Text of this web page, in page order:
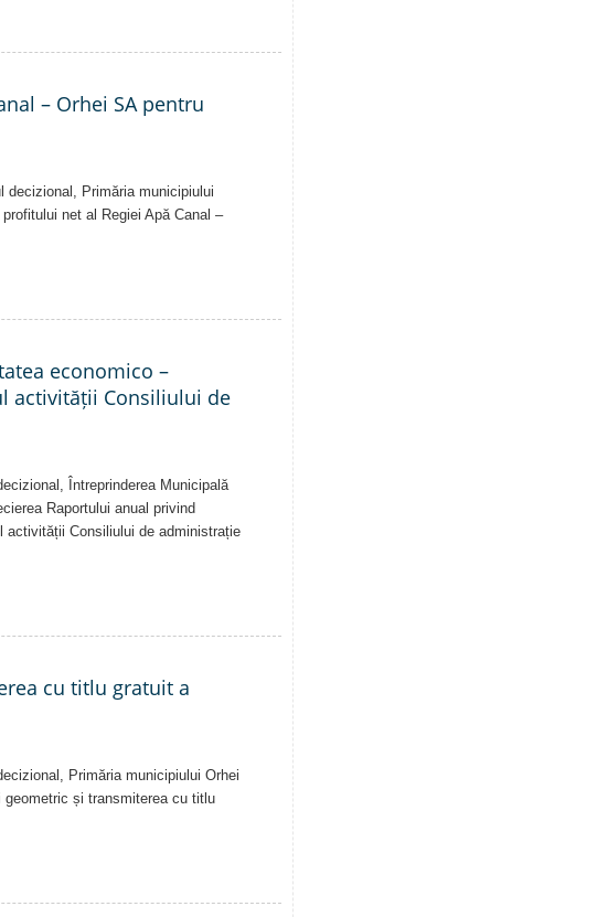
– Orhei SA pentru
decizional, Primăria municipiului
net al Regiei Apă Canal –
economico –
activității Consiliului de
Întreprinderea Municipală
Raportului anual privind
activității Consiliului de administrație
cu titlu gratuit a
Primăria municipiului Orhei
geometric și transmiterea cu titlu